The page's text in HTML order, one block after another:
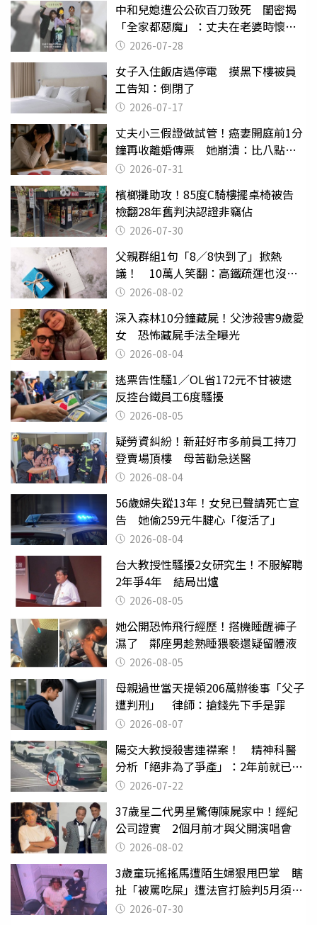
中和兒媳遭公公砍百刀致死 閨密揭
「全家都惡魔」：丈夫在老婆時懷孕
摔東西
2026-07-28
女子入住飯店遇停電 摸黑下樓被員
工告知：倒閉了
2026-07-17
丈夫小三假證做試管！癌妻開庭前1分
鐘再收離婚傳票 她崩潰：比八點檔
還扯2026-07-31
檳榔攤助攻！85度C騎樓擺桌椅被告
檢翻28年舊判決認證非竊佔
2026-07-30
父親群組1句「8／8快到了」掀熱
議！ 10萬人笑翻：高鐵疏運也沒列
父親節
2026-08-02
深入森林10分鐘藏屍！父涉殺害9歲愛
女 恐怖藏屍手法全曝光
2026-08-04
逃票告性騷1／OL省172元不甘被逮
反控台鐵員工6度騷擾
2026-08-05
疑勞資糾紛！新莊好市多前員工持刀
登賣場頂樓 母苦勸急送醫
2026-08-04
56歲婦失蹤13年！女兒已聲請死亡宣
告 她偷259元牛腱心「復活了」
2026-08-04
台大教授性騷擾2女研究生！不服解聘
2年爭4年 結局出爐
2026-08-05
她公開恐怖飛行經歷！搭機睡醒褲子
濕了 鄰座男趁熟睡猥褻還疑留體液
2026-08-05
母親過世當天提領206萬辦後事「父子
遭判刑」 律師：搶錢先下手是罪
2026-08-07
陽交大教授殺害連襟案！ 精神科醫
分析「絕非為了爭產」：2年前就已言
行詭異
2026-07-22
37歲星二代男星驚傳陳屍家中！經紀
公司證實 2個月前才與父開演唱會
2026-08-02
3歲童玩搖搖馬遭陌生婦狠甩巴掌 瞎
扯「被罵吃屎」遭法官打臉判5月須入
監 2026-07-30